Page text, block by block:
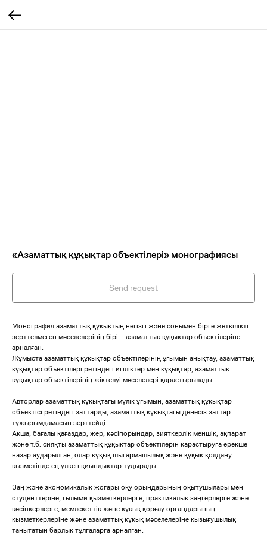
«Азаматтық құқықтар объектілері» монографиясы
Send request
Монография азаматтық құқықтың негізгі және сонымен бірге жеткілікті
зерттелмеген мәселелерінің бірі – азаматтық құқықтар объектілеріне
арналған.
Жұмыста азаматтық құқықтар объектілерінің ұғымын анықтау, азаматтық
құқықтар объектілері ретіндегі игіліктер мен құқықтар, азаматтық
құқықтар объектілерінің жіктелуі мәселелері қарастырылады.
Авторлар азаматтық құқықтағы мүлік ұғымын, азаматтық құқықтар
объектісі ретіндегі заттарды, азаматтық құқықтағы денесіз заттар
тұжырымдамасын зерттейді.
Ақша, бағалы қағаздар, жер, кәсіпорындар, зияткерлік меншік, ақпарат
және т.б. сияқты азаматтық құқықтар объектілерін қарастыруға ерекше
назар аударылған, олар құқық шығармашылық және құқық қолдану
қызметінде ең үлкен қиындықтар тудырады.
Заң және экономикалық жоғары оқу орындарының оқытушылары мен
студенттеріне, ғылыми қызметкерлерге, практикалық заңгерлерге және
кәсіпкерлерге, мемлекеттік және құқық қорғау органдарының
қызметкерлеріне және азаматтық құқық мәселелеріне қызығушылық
танытатын барлық тұлғаларға арналған.